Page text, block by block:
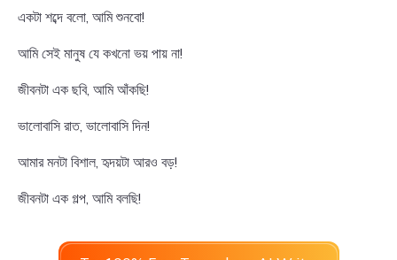
একটা শব্দে বলো, আমি শুনবো!
আমি সেই মানুষ যে কখনো ভয় পায় না!
জীবনটা এক ছবি, আমি আঁকছি!
ভালোবাসি রাত, ভালোবাসি দিন!
আমার মনটা বিশাল, হৃদয়টা আরও বড়!
জীবনটা এক গল্প, আমি বলছি!